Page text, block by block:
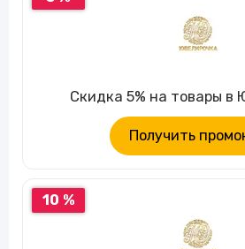
Скидка 5% на товары в
Получить
10 %